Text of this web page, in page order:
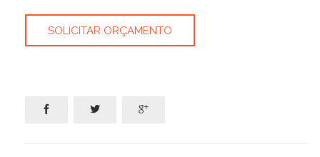
SOLICITAR ORÇAMENTO
  